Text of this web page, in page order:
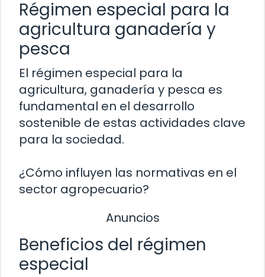
Régimen especial para la
agricultura ganadería y
pesca
El régimen especial para la
agricultura, ganadería y pesca es
fundamental en el desarrollo
sostenible de estas actividades clave
para la sociedad.
¿Cómo influyen las normativas en el
sector agropecuario?
Anuncios
Beneficios del régimen
especial